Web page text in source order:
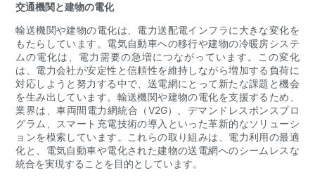
交通機関と建物の電化
輸送機関や建物の電化は、電力送配電インフラに大きな変化を
もたらしています。電気自動車への移行や建物の冷暖房システ
ムの電化は、電力需要の急増につながっています。この変化
は、電力会社が安定性と信頼性を維持しながら増加する負荷に
対応しようと努力する中で、送電網にとって新たな課題と機会
を生み出しています。輸送機関や建物の電化を支援するため、
業界は、車両間電力網統合（V2G）、デマンドレスポンスプロ
グラム、スマート充電技術の導入といった革新的なソリューシ
ョンを模索しています。これらの取り組みは、電力利用の最適
化と、電気自動車や電化された建物の送電網へのシームレスな
統合を実現することを目的としています。